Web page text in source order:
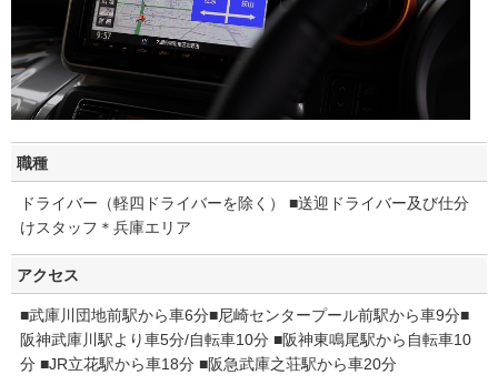
職種
ドライバー（軽四ドライバーを除く） ■送迎ドライバー及び仕分
けスタッフ＊兵庫エリア
アクセス
■武庫川団地前駅から車6分■尼崎センタープール前駅から車9分■
阪神武庫川駅より車5分/自転車10分 ■阪神東鳴尾駅から自転車10
分 ■JR立花駅から車18分 ■阪急武庫之荘駅から車20分